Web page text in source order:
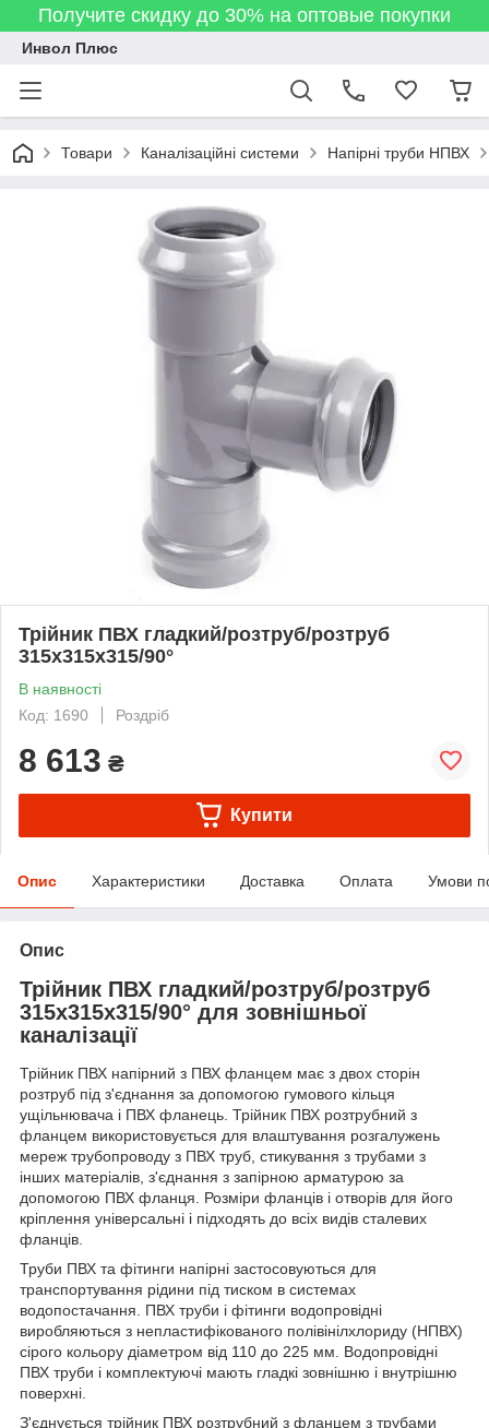
Получите скидку до 30% на оптовые покупки
Инвол Плюс
Товари Каналізаційні системи Напірні труби НПВХ
Трійник ПВХ гладкий/розтруб/розтруб
315х315х315/90°
В наявності
Код: 1690
Роздріб
8 613 ₴
Купити
Опис Характеристики Доставка Оплата Умови
Опис
Трійник ПВХ гладкий/розтруб/розтруб
315х315х315/90° для зовнішньої
каналізації
Трійник ПВХ напірний з ПВХ фланцем має з двох сторін
розтруб під з'єднання за допомогою гумового кільця
ущільнювача і ПВХ фланець. Трійник ПВХ розтрубний з
фланцем використовується для влаштування розгалужень
мереж трубопроводу з ПВХ труб, стикування з трубами з
інших матеріалів, з'єднання з запірною арматурою за
допомогою ПВХ фланця. Розміри фланців і отворів для його
кріплення універсальні і підходять до всіх видів сталевих
фланців.
Труби ПВХ та фітинги напірні застосовуються для
транспортування рідини під тиском в системах
водопостачання. ПВХ труби і фітинги водопровідні
виробляються з непластифікованого полівінілхлориду (НПВХ)
сірого кольору діаметром від 110 до 225 мм. Водопровідні
ПВХ труби і комплектуючі мають гладкі зовнішню і внутрішню
поверхні.
З'єднується трійник ПВХ розтрубний з фланцем з трубами